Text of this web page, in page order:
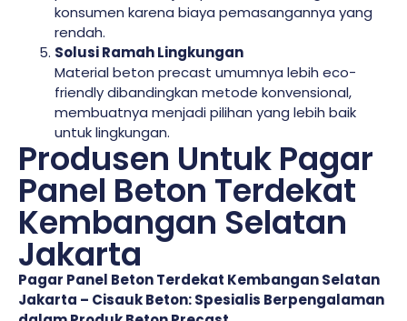
konsumen karena biaya pemasangannya yang
rendah.
Solusi Ramah Lingkungan
Material beton precast umumnya lebih eco-
friendly dibandingkan metode konvensional,
membuatnya menjadi pilihan yang lebih baik
untuk lingkungan.
Produsen Untuk Pagar
Panel Beton Terdekat
Kembangan Selatan
Jakarta
Pagar Panel Beton Terdekat Kembangan Selatan
Jakarta – Cisauk Beton: Spesialis Berpengalaman